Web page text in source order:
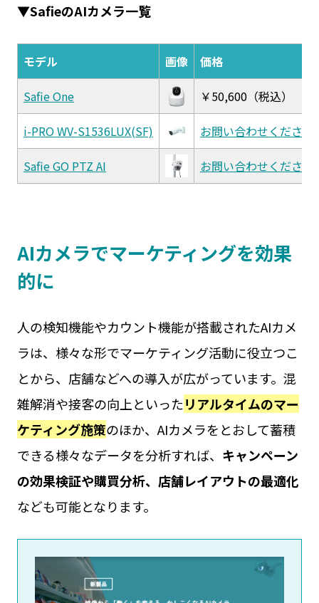
▼SafieのAIカメラ一覧
モデル 画像 価格
Safie One ￥50,600（税込）
i-PRO WV-S1536LUX(SF) お問い合わせください
Safie GO PTZ AI お問い合わせください
AIカメラでマーケティングを効果
的に
人の検知機能やカウント機能が搭載されたAIカメ
ラは、様々な形でマーケティング活動に役立つこ
とから、店舗などへの導入が広がっています。混
雑解消や接客の向上といったリアルタイムのマー
ケティング施策のほか、AIカメラをとおして蓄積
できる様々なデータを分析すれば、 キャンペーン
の効果検証や購買分析、店舗レイアウトの最適化
なども可能となります。